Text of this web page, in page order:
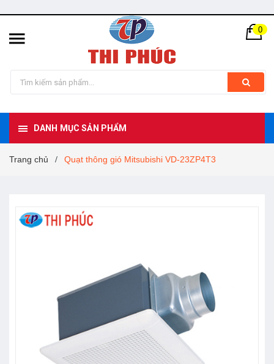
0
DANH MỤC SẢN PHẨM
Trang chủ / Quạt thông gió Mitsubishi VD-23ZP4T3